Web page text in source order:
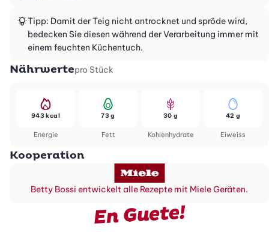
Tipp: Damit der Teig nicht antrocknet und spröde wird,
bedecken Sie diesen während der Verarbeitung immer mit
einem feuchten Küchentuch.
Nährwertepro Stück
Energie
943 kcal
Fett
73 g
Kohlenhydrate
30 g
Eiweiss
42 g
Kooperation
Betty Bossi entwickelt alle Rezepte mit Miele Geräten.
En Guete!